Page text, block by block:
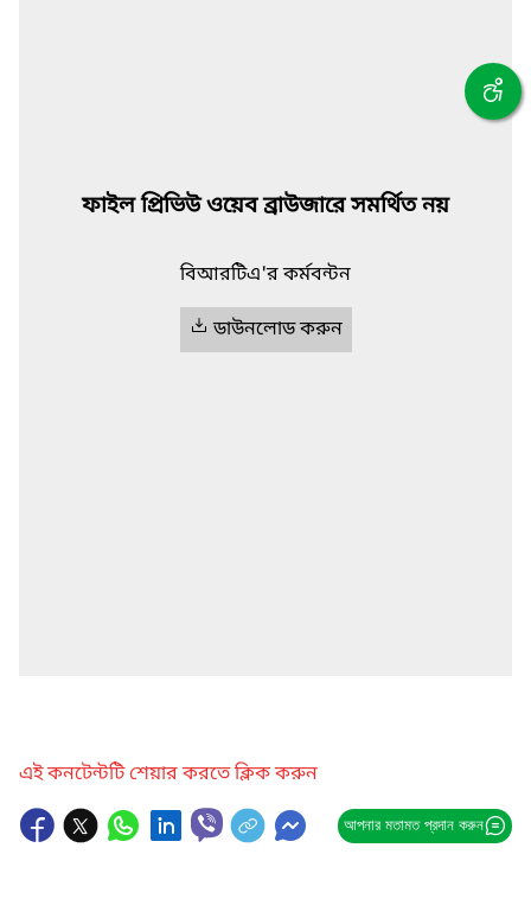
ফাইল প্রিভিউ ওয়েব ব্রাউজারে সমর্থিত নয়
বিআরটিএ'র কর্মবন্টন
ডাউনলোড করুন
এই কনটেন্টটি শেয়ার করতে ক্লিক করুন
আপনার মতামত প্রদান করুন